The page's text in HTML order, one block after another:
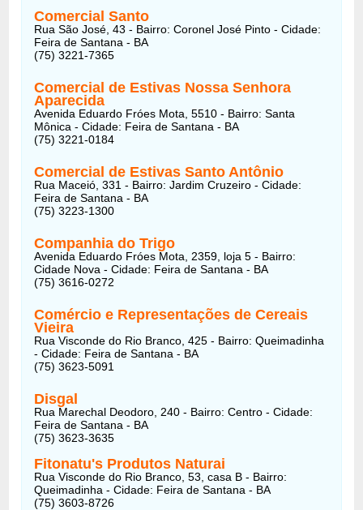
Comercial Santo
Rua São José, 43 - Bairro: Coronel José Pinto - Cidade:
Feira de Santana - BA
(75) 3221-7365
Comercial de Estivas Nossa Senhora
Aparecida
Avenida Eduardo Fróes Mota, 5510 - Bairro: Santa
Mônica - Cidade: Feira de Santana - BA
(75) 3221-0184
Comercial de Estivas Santo Antônio
Rua Maceió, 331 - Bairro: Jardim Cruzeiro - Cidade:
Feira de Santana - BA
(75) 3223-1300
Companhia do Trigo
Avenida Eduardo Fróes Mota, 2359, loja 5 - Bairro:
Cidade Nova - Cidade: Feira de Santana - BA
(75) 3616-0272
Comércio e Representações de Cereais
Vieira
Rua Visconde do Rio Branco, 425 - Bairro: Queimadinha
- Cidade: Feira de Santana - BA
(75) 3623-5091
Disgal
Rua Marechal Deodoro, 240 - Bairro: Centro - Cidade:
Feira de Santana - BA
(75) 3623-3635
Fitonatu's Produtos Naturai
Rua Visconde do Rio Branco, 53, casa B - Bairro:
Queimadinha - Cidade: Feira de Santana - BA
(75) 3603-8726